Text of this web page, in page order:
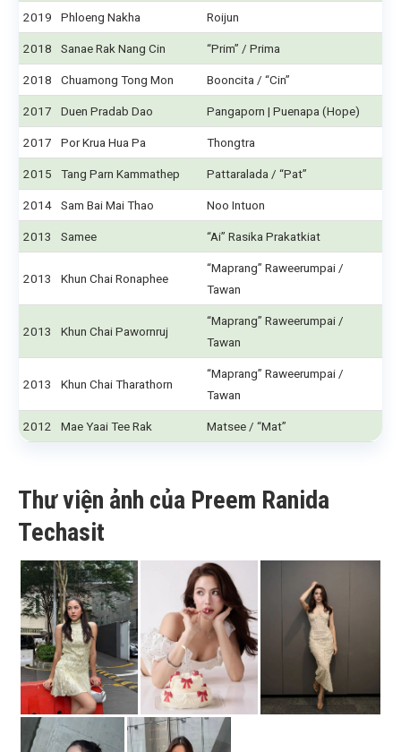
2019 Phloeng Nakha Roijun
2018 Sanae Rak Nang Cin “Prim” / Prima
2018 Chuamong Tong Mon Booncita / “Cin”
2017 Duen Pradab Dao Pangaporn | Puenapa (Hope)
2017 Por Krua Hua Pa Thongtra
2015 Tang Parn Kammathep Pattaralada / “Pat”
2014 Sam Bai Mai Thao Noo Intuon
2013 Samee “Ai” Rasika Prakatkiat
2013 Khun Chai Ronaphee
“Maprang” Raweerumpai /
Tawan
2013 Khun Chai Pawornruj
“Maprang” Raweerumpai /
Tawan
2013 Khun Chai Tharathorn
“Maprang” Raweerumpai /
Tawan
2012 Mae Yaai Tee Rak Matsee / “Mat”
Thư viện ảnh của Preem Ranida
Techasit